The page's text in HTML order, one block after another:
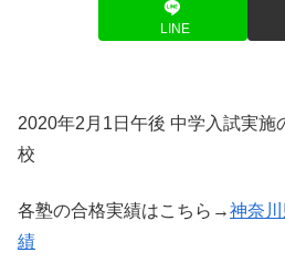
LINE
2020年2月1日午後 中学入試実施
校
各塾の合格実績はこちら→神奈
績